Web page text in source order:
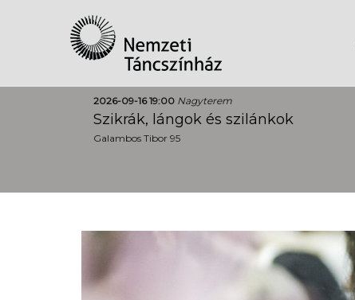
2026-09-16 19:00 Nagyterem
Szikrák, lángok és szilánkok
Galambos Tibor 95